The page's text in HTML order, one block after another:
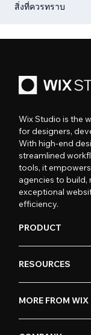
สิ่งที่ควรทราบ
Wix Studio is the
for designers,
With high-end
streamlined
tools, it
agencies to build,
exceptional
efficiency.
PRODUCT
RESOURCES
MORE FROM WIX